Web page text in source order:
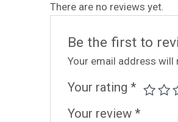
There are no reviews yet.
Be the first to
Your email address will
Your rating*
Your review*